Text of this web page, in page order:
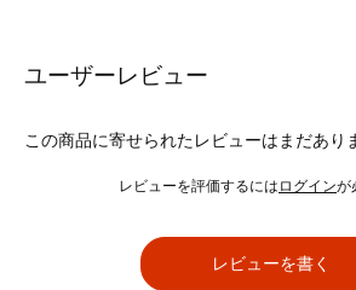
ユーザーレビュー
この商品に寄せられたレビューはまだあり
レビューを評価するには ログインが
レビューを書く